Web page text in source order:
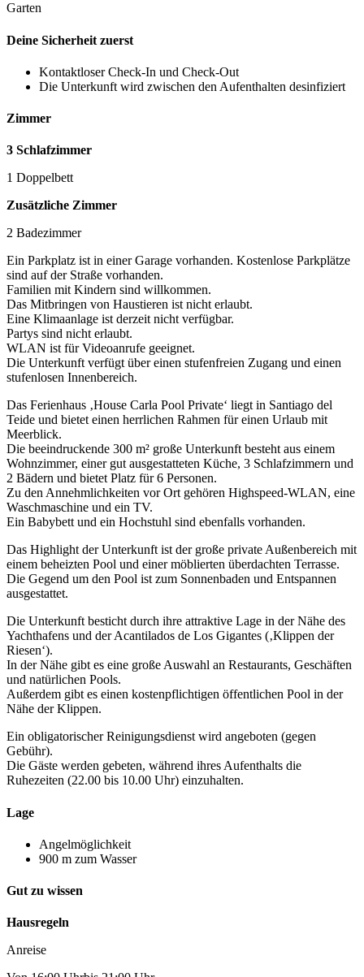
Garten
Deine Sicherheit zuerst
Kontaktloser Check-In und Check-Out
Die Unterkunft wird zwischen den Aufenthalten desinfiziert
Zimmer
3 Schlafzimmer
1 Doppelbett
Zusätzliche Zimmer
2 Badezimmer
Ein Parkplatz ist in einer Garage vorhanden. Kostenlose Parkplätze
sind auf der Straße vorhanden.
Familien mit Kindern sind willkommen.
Das Mitbringen von Haustieren ist nicht erlaubt.
Eine Klimaanlage ist derzeit nicht verfügbar.
Partys sind nicht erlaubt.
WLAN ist für Videoanrufe geeignet.
Die Unterkunft verfügt über einen stufenfreien Zugang und einen
stufenlosen Innenbereich.
Das Ferienhaus ‚House Carla Pool Private‘ liegt in Santiago del
Teide und bietet einen herrlichen Rahmen für einen Urlaub mit
Meerblick.
Die beeindruckende 300 m² große Unterkunft besteht aus einem
Wohnzimmer, einer gut ausgestatteten Küche, 3 Schlafzimmern und
2 Bädern und bietet Platz für 6 Personen.
Zu den Annehmlichkeiten vor Ort gehören Highspeed-WLAN, eine
Waschmaschine und ein TV.
Ein Babybett und ein Hochstuhl sind ebenfalls vorhanden.
Das Highlight der Unterkunft ist der große private Außenbereich mit
einem beheizten Pool und einer möblierten überdachten Terrasse.
Die Gegend um den Pool ist zum Sonnenbaden und Entspannen
ausgestattet.
Die Unterkunft besticht durch ihre attraktive Lage in der Nähe des
Yachthafens und der Acantilados de Los Gigantes (‚Klippen der
Riesen‘).
In der Nähe gibt es eine große Auswahl an Restaurants, Geschäften
und natürlichen Pools.
Außerdem gibt es einen kostenpflichtigen öffentlichen Pool in der
Nähe der Klippen.
Ein obligatorischer Reinigungsdienst wird angeboten (gegen
Gebühr).
Die Gäste werden gebeten, während ihres Aufenthalts die
Ruhezeiten (22.00 bis 10.00 Uhr) einzuhalten.
Lage
Angelmöglichkeit
900 m zum Wasser
Gut zu wissen
Hausregeln
Anreise